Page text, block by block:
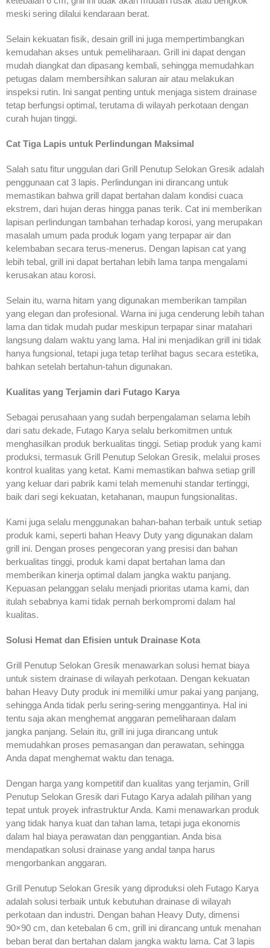
meski sering dilalui kendaraan berat.
Selain kekuatan fisik, desain grill ini juga mempertimbangkan
kemudahan akses untuk pemeliharaan. Grill ini dapat dengan
mudah diangkat dan dipasang kembali, sehingga memudahkan
petugas dalam membersihkan saluran air atau melakukan
inspeksi rutin. Ini sangat penting untuk menjaga sistem drainase
tetap berfungsi optimal, terutama di wilayah perkotaan dengan
curah hujan tinggi.
Cat Tiga Lapis untuk Perlindungan Maksimal
Salah satu fitur unggulan dari Grill Penutup Selokan Gresik adalah
penggunaan cat 3 lapis. Perlindungan ini dirancang untuk
memastikan bahwa grill dapat bertahan dalam kondisi cuaca
ekstrem, dari hujan deras hingga panas terik. Cat ini memberikan
lapisan perlindungan tambahan terhadap korosi, yang merupakan
masalah umum pada produk logam yang terpapar air dan
kelembaban secara terus-menerus. Dengan lapisan cat yang
lebih tebal, grill ini dapat bertahan lebih lama tanpa mengalami
kerusakan atau korosi.
Selain itu, warna hitam yang digunakan memberikan tampilan
yang elegan dan profesional. Warna ini juga cenderung lebih tahan
lama dan tidak mudah pudar meskipun terpapar sinar matahari
langsung dalam waktu yang lama. Hal ini menjadikan grill ini tidak
hanya fungsional, tetapi juga tetap terlihat bagus secara estetika,
bahkan setelah bertahun-tahun digunakan.
Kualitas yang Terjamin dari Futago Karya
Sebagai perusahaan yang sudah berpengalaman selama lebih
dari satu dekade, Futago Karya selalu berkomitmen untuk
menghasilkan produk berkualitas tinggi. Setiap produk yang kami
produksi, termasuk Grill Penutup Selokan Gresik, melalui proses
kontrol kualitas yang ketat. Kami memastikan bahwa setiap grill
yang keluar dari pabrik kami telah memenuhi standar tertinggi,
baik dari segi kekuatan, ketahanan, maupun fungsionalitas.
Kami juga selalu menggunakan bahan-bahan terbaik untuk setiap
produk kami, seperti bahan Heavy Duty yang digunakan dalam
grill ini. Dengan proses pengecoran yang presisi dan bahan
berkualitas tinggi, produk kami dapat bertahan lama dan
memberikan kinerja optimal dalam jangka waktu panjang.
Kepuasan pelanggan selalu menjadi prioritas utama kami, dan
itulah sebabnya kami tidak pernah berkompromi dalam hal
kualitas.
Solusi Hemat dan Efisien untuk Drainase Kota
Grill Penutup Selokan Gresik menawarkan solusi hemat biaya
untuk sistem drainase di wilayah perkotaan. Dengan kekuatan
bahan Heavy Duty produk ini memiliki umur pakai yang panjang,
sehingga Anda tidak perlu sering-sering menggantinya. Hal ini
tentu saja akan menghemat anggaran pemeliharaan dalam
jangka panjang. Selain itu, grill ini juga dirancang untuk
memudahkan proses pemasangan dan perawatan, sehingga
Anda dapat menghemat waktu dan tenaga.
Dengan harga yang kompetitif dan kualitas yang terjamin, Grill
Penutup Selokan Gresik dari Futago Karya adalah pilihan yang
tepat untuk proyek infrastruktur Anda. Kami menawarkan produk
yang tidak hanya kuat dan tahan lama, tetapi juga ekonomis
dalam hal biaya perawatan dan penggantian. Anda bisa
mendapatkan solusi drainase yang andal tanpa harus
mengorbankan anggaran.
Grill Penutup Selokan Gresik yang diproduksi oleh Futago Karya
adalah solusi terbaik untuk kebutuhan drainase di wilayah
perkotaan dan industri. Dengan bahan Heavy Duty, dimensi
90×90 cm, dan ketebalan 6 cm, grill ini dirancang untuk menahan
beban berat dan bertahan dalam jangka waktu lama. Cat 3 lapis